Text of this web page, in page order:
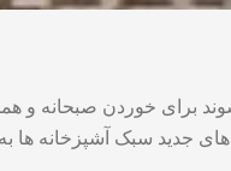
برای خوردن صبحانه و
جدید سبک آشپزخانه ها